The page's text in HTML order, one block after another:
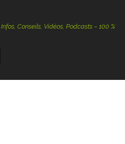
Conseils, Vidéos, Podcasts – 100 % Nature